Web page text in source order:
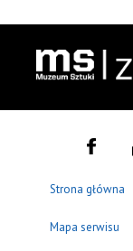
Strona główna
Mapa serwisu